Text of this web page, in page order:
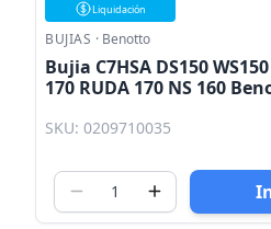
Liquidación
BUJIAS · Benotto
Bujia C7HSA DS150
170 RUDA 170 NS 160
SKU: 0209710035